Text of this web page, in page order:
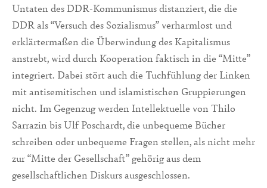
Untaten des DDR-Kommunismus distanziert, die die
DDR als “Versuch des Sozialismus” verharmlost und
erklärtermaßen die Überwindung des Kapitalismus
anstrebt, wird durch Kooperation faktisch in die “Mitte”
integriert. Dabei stört auch die Tuchfühlung der Linken
mit antisemitischen und islamistischen Gruppierungen
nicht. Im Gegenzug werden Intellektuelle von Thilo
Sarrazin bis Ulf Poschardt, die unbequeme Bücher
schreiben oder unbequeme Fragen stellen, als nicht mehr
zur “Mitte der Gesellschaft” gehörig aus dem
gesellschaftlichen Diskurs ausgeschlossen.